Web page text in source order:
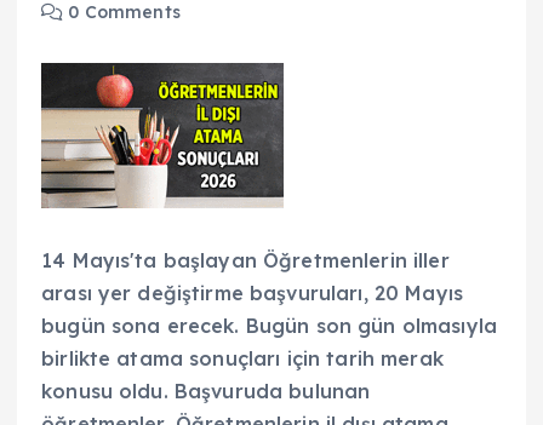
0 Comments
14 Mayıs'ta başlayan Öğretmenlerin iller
arası yer değiştirme başvuruları, 20 Mayıs
bugün sona erecek. Bugün son gün olmasıyla
birlikte atama sonuçları için tarih merak
konusu oldu. Başvuruda bulunan